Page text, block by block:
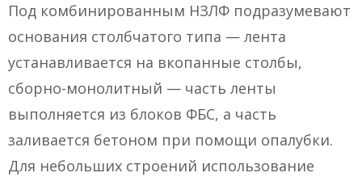
Под комбинированным НЗЛФ подразумевают
основания столбчатого типа — лента
устанавливается на вкопанные столбы,
сборно-монолитный — часть ленты
выполняется из блоков ФБС, а часть
заливается бетоном при помощи опалубки.
Для небольших строений использование